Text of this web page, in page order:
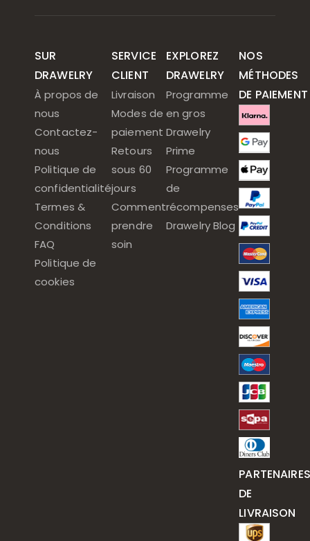
SUR
DRAWELRY
À propos de
nous
Contactez-
nous
Politique de
confidentialité
Termes &
Conditions
FAQ
Politique de
cookies
SERVICE
CLIENT
Livraison
Modes de
paiement
Retours
sous 60
jours
Comment
prendre
soin
EXPLOREZ
DRAWELRY
Programme
en gros
Drawelry
Prime
Programme
de
récompenses
Drawelry Blog
NOS
MÉTHODES
DE PAIEMENT
PARTENAIRES
DE
LIVRAISON